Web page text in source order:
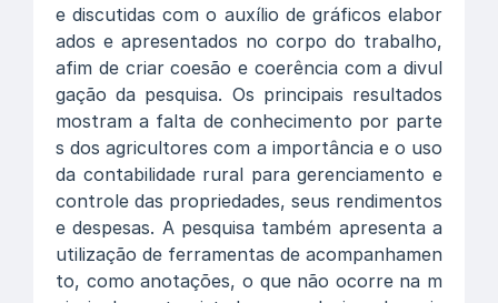
e discutidas com o auxílio de gráficos elabor
ados e apresentados no corpo do trabalho,
afim de criar coesão e coerência com a divul
gação da pesquisa. Os principais resultados
mostram a falta de conhecimento por parte
s dos agricultores com a importância e o uso
da contabilidade rural para gerenciamento e
controle das propriedades, seus rendimentos
e despesas. A pesquisa também apresenta a
utilização de ferramentas de acompanhamen
to, como anotações, o que não ocorre na m